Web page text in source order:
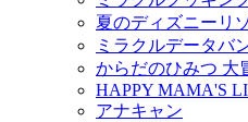
夏のディズニーリ
ミラクルデータバ
からだのひみつ 大
HAPPY MAMA'S
アナキャン